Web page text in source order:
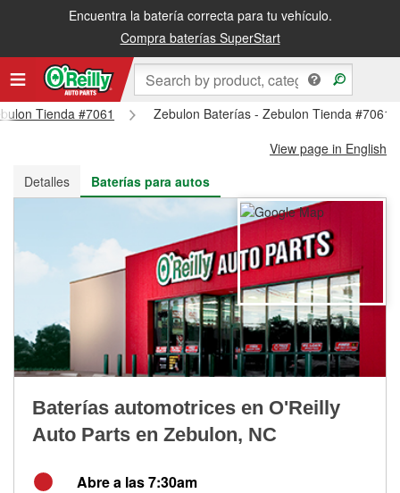
Encuentra la batería correcta para tu vehículo.
Compra baterías SuperStart
Recibe tu orden gratis al día siguiente o recógela en la tienda
Tienda #7061
Zebulon Baterías - Zebulon Tienda #7061
View page in English
Detalles
Baterías para autos
Baterías automotrices en O'Reilly
Auto Parts en Zebulon, NC
Abre a las 7:30am